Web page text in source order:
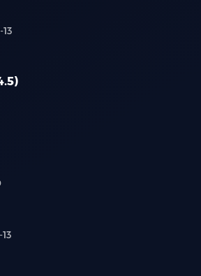
fényszóró vezérlés (IHC)
funkció
asszisztens (TJA)
asszisztens (ELK)